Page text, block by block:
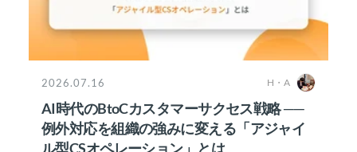
2026.07.16 H・A
AI時代のBtoCカスタマーサクセス戦略 ──
例外対応を組織の強みに変える「アジャイ
ル型CSオペレーション」とは